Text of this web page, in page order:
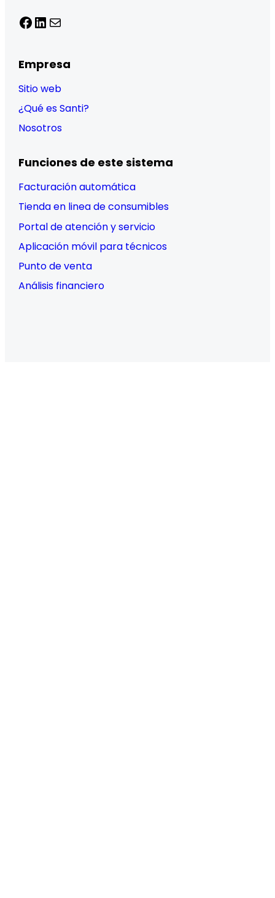
Facebook LinkedIn Correo electrónico
Empresa
Sitio web
¿Qué es Santi?
Nosotros
Funciones de este sistema
Facturación automática
Tienda en linea de consumibles
Portal de atención y servicio
Aplicación móvil para técnicos
Punto de venta
Análisis financiero